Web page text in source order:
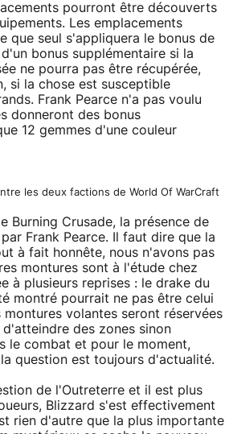
pourront être découverts
Les emplacements
que seul s'appliquera le bonus de
bonus supplémentaire si la
ne pourra pas être récupérée,
si la chose est susceptible
Frank Pearce n'a pas voulu
donneront des bonus
12 gemmes d'une couleur
les deux factions de World Of WarCraft
Burning Crusade, la présence de
Frank Pearce. Il faut dire que la
à fait honnête, nous n'avons pas
montures sont à l'étude chez
à plusieurs reprises : le drake du
montré pourrait ne pas être celui
volantes seront réservées
des zones sinon
le combat et pour le moment,
question est toujours d'actualité.
de l'Outreterre et il est plus
Blizzard s'est effectivement
rien d'autre que la plus importante